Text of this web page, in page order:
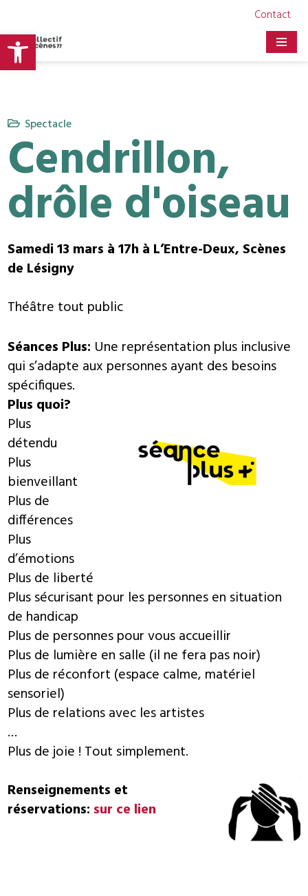
Ouvrir la barre d’outils
Contact
Aller
au
contenu
Spectacle
Cendrillon,
drôle d'oiseau
Samedi 13 mars à 17h à L’Entre-Deux, Scènes
de Lésigny
Théâtre tout public
Séances Plus: Une représentation plus inclusive
qui s’adapte aux personnes ayant des besoins
spécifiques.
Plus quoi?
Plus
détendu
Plus
bienveillant
Plus de
différences
Plus
d’émotions
Plus de liberté
Plus sécurisant pour les personnes en situation
de handicap
Plus de personnes pour vous accueillir
Plus de lumière en salle (il ne fera pas noir)
Plus de réconfort (espace calme, matériel
sensoriel)
Plus de relations avec les artistes
…
Plus de joie ! Tout simplement.
Renseignements et
réservations: sur ce lien